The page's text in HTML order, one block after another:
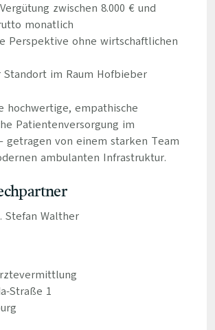
zwischen 8.000 € und
monatlich
Perspektive ohne wirtschaftlichen
im Raum Hofbieber
hochwertige, empathische
Patientenversorgung im
getragen von einem starken Team
ambulanten Infrastruktur.
Stefan Walther
Straße 1